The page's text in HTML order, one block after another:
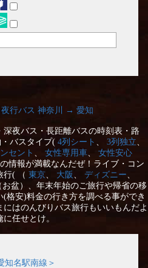
夜行バス 神奈川 → 愛知
夜バス・長距離バスの時刻表・路
バスタイプ( 4列シート 3列独立
セント 女性専用車
女性安心
情報が満載なんだぜ！ライブ・コン
行( （ 東京 大阪 ディズニー
盆）、年末年始のご旅行や帰省の移
格安)料金の行き方を調べる事ができ
はのんびりバス旅行もいいもんだよ
任せとけ。
名駅南線＞